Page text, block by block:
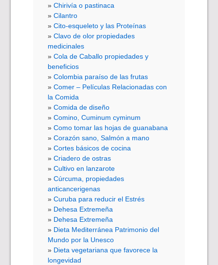
Chirivía o pastinaca
Cilantro
Cito-esqueleto y las Proteínas
Clavo de olor propiedades
medicinales
Cola de Caballo propiedades y
beneficios
Colombia paraíso de las frutas
Comer – Películas Relacionadas con
la Comida
Comida de diseño
Comino, Cuminum cyminum
Como tomar las hojas de guanabana
Corazón sano, Salmón a mano
Cortes básicos de cocina
Criadero de ostras
Cultivo en lanzarote
Cúrcuma, propiedades
anticancerigenas
Curuba para reducir el Estrés
Dehesa Extremeña
Dehesa Extremeña
Dieta Mediterránea Patrimonio del
Mundo por la Unesco
Dieta vegetariana que favorece la
longevidad